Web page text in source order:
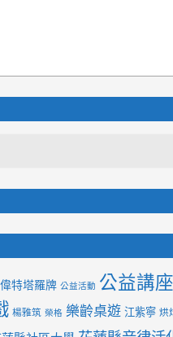
偉特塔羅牌 公益活動 公益講座
楊雅筑 榮格 樂齡桌遊 江紫寧 烘